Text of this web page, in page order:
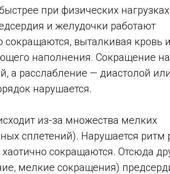
при физических
и желудочки работают
выталкивая кровь
наполнения. Сокращение
а расслабление — диастолой или
нарушается.
из-за множества мелких
сплетений). Нарушается ритм
сокращаются. Отсюда
мелкие сокращения)